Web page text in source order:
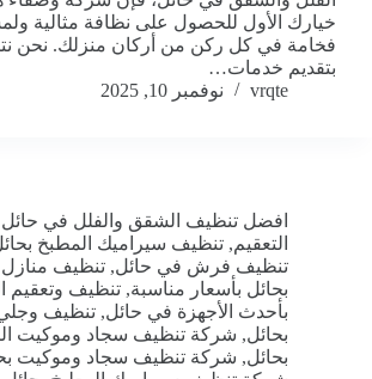
خيارك الأول للحصول على نظافة مثالية
فخامة في كل ركن من أركان منزلك. نحن
بتقديم خدمات…
vrqte
نوفمبر 10, 2025
افضل تنظيف الشقق والفلل في
التعقيم, تنظيف سيراميك المطبخ
تنظيف فرش في حائل, تنظيف
بحائل بأسعار مناسبة, تنظيف وتعقيم
بأحدث الأجهزة في حائل, تنظيف
بحائل, شركة تنظيف سجاد وموكيت
بحائل, شركة تنظيف سجاد وموكيت